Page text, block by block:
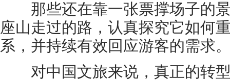
那些还在靠一张票撑场子的景
座山走过的路，认真探究它如何
系，并持续有效回应游客的需求
对中国文旅来说，真正的转型